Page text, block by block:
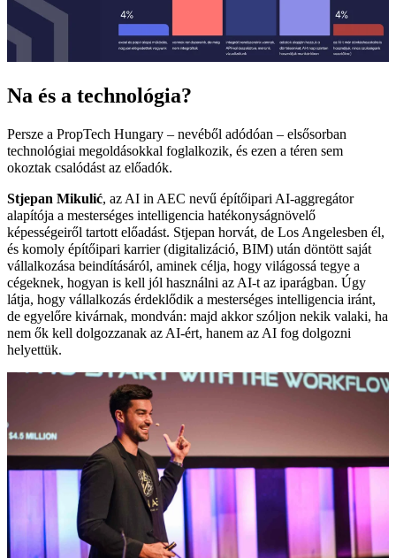
Na és a technológia?
Persze a PropTech Hungary – nevéből adódóan – elsősorban
technológiai megoldásokkal foglalkozik, és ezen a téren sem
okoztak csalódást az előadók.
Stjepan Mikulić, az AI in AEC nevű építőipari AI-aggregátor
alapítója a mesterséges intelligencia hatékonyságnövelő
képességeiről tartott előadást. Stjepan horvát, de Los Angelesben él,
és komoly építőipari karrier (digitalizáció, BIM) után döntött saját
vállalkozása beindításáról, aminek célja, hogy világossá tegye a
cégeknek, hogyan is kell jól használni az AI-t az iparágban. Úgy
látja, hogy vállalkozás érdeklődik a mesterséges intelligencia iránt,
de egyelőre kivárnak, mondván: majd akkor szóljon nekik valaki, ha
nem ők kell dolgozzanak az AI-ért, hanem az AI fog dolgozni
helyettük.